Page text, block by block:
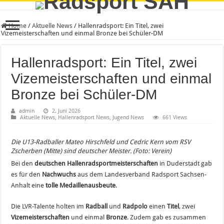
Home / Aktuelle News / Hallenradsport: Ein Titel, zwei
Vizemeisterschaften und einmal Bronze bei Schüler-DM
Hallenradsport: Ein Titel, zwei
Vizemeisterschaften und einmal
Bronze bei Schüler-DM
admin
2. Juni 2026
Aktuelle News, Hallenradsport News, Jugend News 661 Views
Die U13-Radballer Mateo Hirschfeld und Cedric Kern vom RSV
Zscherben (Mitte) sind deutscher Meister. (Foto: Verein)
Bei dendeutschen Hallenradsportmeisterschaften in Duderstadt gab
es für den Nachwuchs aus dem Landesverband Radsport Sachsen-
Anhalt einetolle Medaillenausbeute.
Die LVR-Talente holten im Radball und Radpoloeinen Titel, zwei
Vizemeisterschaften und einmal Bronze. Zudem gab es zusammen